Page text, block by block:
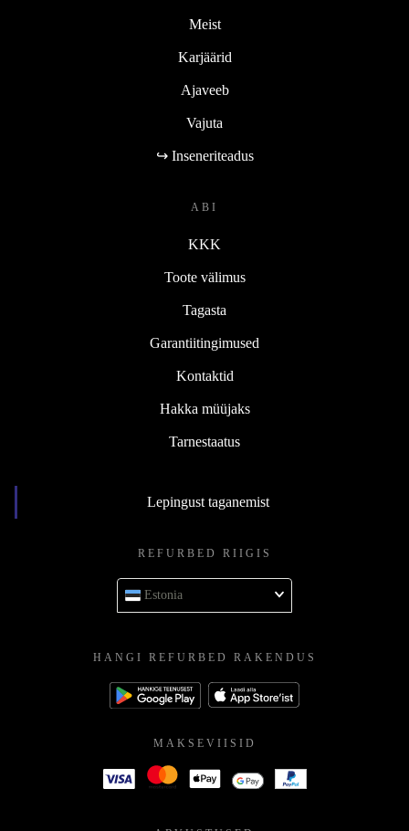
Meist
Karjäärid
Ajaveeb
Vajuta
↪ Inseneriteadus
ABI
KKK
Toote välimus
Tagasta
Garantiitingimused
Kontaktid
Hakka müüjaks
Tarnestaatus
Lepingust taganemist
REFURBED RIIGIS
Estonia
HANGI REFURBED RAKENDUS
MAKSEVIISID